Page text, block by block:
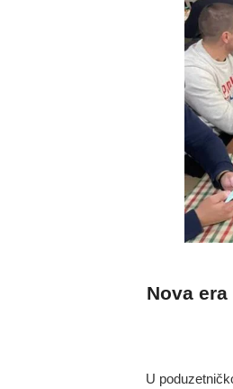
Nova
U